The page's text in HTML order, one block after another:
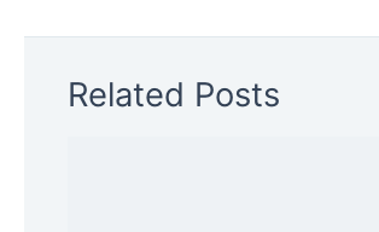
Related Posts